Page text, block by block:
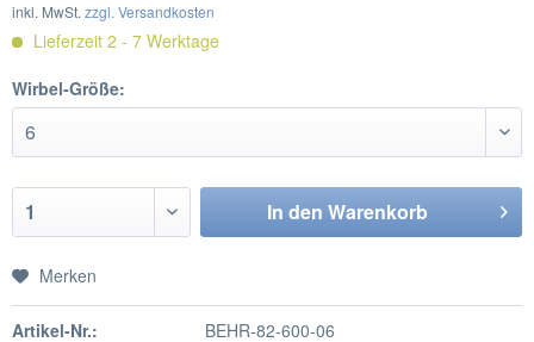
inkl. MwSt. zzgl. Versandkosten
Lieferzeit 2 - 7 Werktage
Wirbel-Größe:
In den Warenkorb
Merken
Artikel-Nr.: BEHR-82-600-06